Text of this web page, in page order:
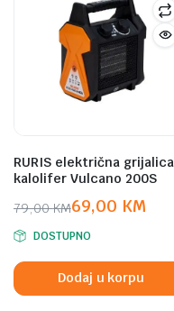
RURIS električna grijalica
kalolifer Vulcano 200S
79,00KM
Original
price
was:
79,00 KM.
69,00 KM
Current
price
is:
69,00 KM.
DOSTUPNO
Dodaj u korpu